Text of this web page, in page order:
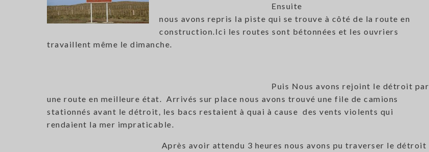
Ensuite
nous avons repris la piste qui se trouve à côté de la route en
construction.Ici les routes sont bétonnées et les ouvriers
travaillent même le dimanche.
Puis Nous avons rejoint le détroit par
une route en meilleure état. Arrivés sur place nous avons trouvé une file de camions
stationnés avant le détroit, les bacs restaient à quai à cause des vents violents qui
rendaient la mer impraticable.
Après avoir attendu 3 heures nous avons pu traverser le détroit